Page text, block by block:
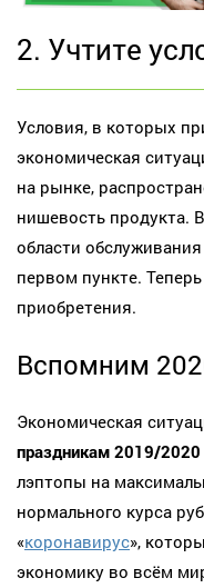
2. Учтите
Условия, в которых
экономическая
на рынке,
нишевость продукта.
области
первом пункте.
приобретения.
Вспомним
Экономическая
праздникам 2019/2020
лэптопы на
нормального курса
«коронавирус»,
экономику во всём